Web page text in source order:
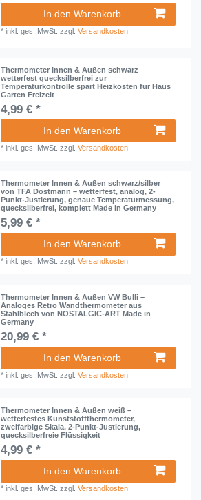
In den Warenkorb
*inkl. ges. MwSt. zzgl.Versandkosten
Thermometer Innen & Außen schwarz
wetterfest quecksilberfrei zur
Temperaturkontrolle spart Heizkosten für Haus
Garten Freizeit
4,99 € *
In den Warenkorb
*inkl. ges. MwSt. zzgl.Versandkosten
Thermometer Innen & Außen schwarz/silber
von TFA Dostmann – wetterfest, analog, 2-
Punkt-Justierung, genaue Temperaturmessung,
quecksilberfrei, komplett Made in Germany
5,99 € *
In den Warenkorb
*inkl. ges. MwSt. zzgl.Versandkosten
Thermometer Innen & Außen VW Bulli –
Analoges Retro Wandthermometer aus
Stahlblech von NOSTALGIC-ART Made in
Germany
20,99 € *
In den Warenkorb
*inkl. ges. MwSt. zzgl.Versandkosten
Thermometer Innen & Außen weiß –
wetterfestes Kunststoffthermometer,
zweifarbige Skala, 2-Punkt-Justierung,
quecksilberfreie Flüssigkeit
4,99 € *
In den Warenkorb
*inkl. ges. MwSt. zzgl.Versandkosten